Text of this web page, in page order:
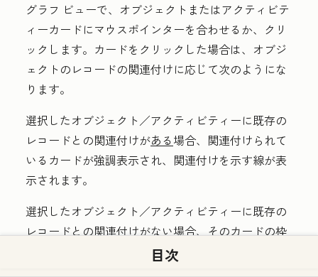
グラフ ビューで、オブジェクトまたはアクティビテ
ィーカードにマウスポインターを合わせるか、クリ
ックします。カードをクリックした場合は、オブジ
ェクトのレコードの関連付けに応じて次のようにな
ります。
選択したオブジェクト／アクティビティーに既存の
レコードとの関連付けがある場合、関連付けられて
いるカードが強調表示され、関連付けを示す線が表
示されます。
選択したオブジェクト／アクティビティーに既存の
レコードとの関連付けがない場合、そのカードの枠
の色が暗くなり、関連付けを示す線は表示されませ
目次